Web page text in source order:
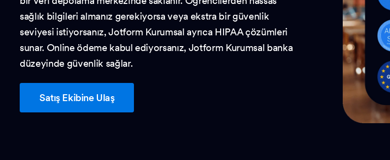
sağlık bilgileri almanız gerekiyorsa veya ekstra bir güvenlik
seviyesi istiyorsanız, Jotform Kurumsal ayrıca HIPAA çözümleri
sunar. Online ödeme kabul ediyorsanız, Jotform Kurumsal banka
düzeyinde güvenlik sağlar.
Satış Ekibine Ulaş